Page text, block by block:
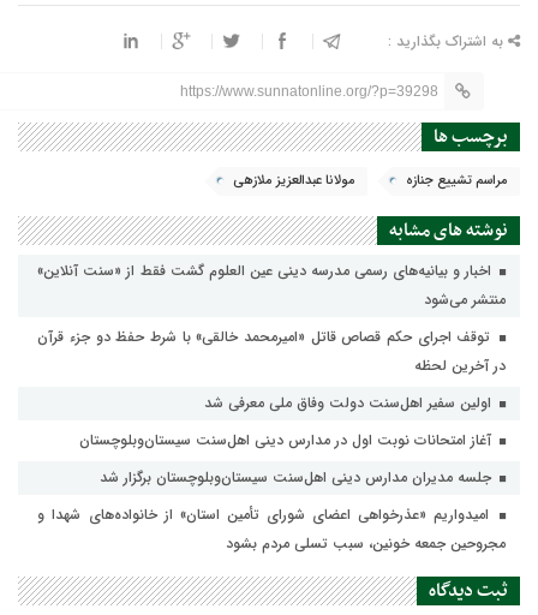
به اشتراک بگذارید :
https://www.sunnatonline.org/?p=39298
برچسب ها
مراسم تشییع جنازه مولانا عبدالعزیز ملازهی
نوشته های مشابه
اخبار و بیانیه‌های رسمی مدرسه دینی عین العلوم گشت فقط از «سنت آنلاین»
منتشر می‌شود
توقف اجرای حکم قصاص قاتل «امیرمحمد خالقی» با شرط حفظ دو جزء قرآن
در آخرین لحظه
اولین سفیر اهل‌سنت دولت وفاق ملی معرفی شد
آغاز امتحانات نوبت اول در مدارس دینی اهل‌سنت سیستان‌وبلوچستان
جلسه مدیران مدارس دینی اهل‌سنت سیستان‌وبلوچستان برگزار شد
امیدواریم «عذرخواهی اعضای شورای تأمین استان» از خانواده‌های شهدا و
مجروحین جمعه خونین، سبب تسلی مردم بشود
ثبت دیدگاه